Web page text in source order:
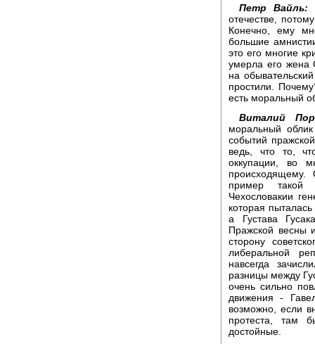
Петр Вайль:
отечестве,
Конечно, ему
большие
это его многие
умерла его жена
на
простили.
есть моральный
Виталий
моральный
событий
ведь, что то,
оккупации, во
происходящему.
пример такой
Чехословакии
которая
а Густава
Пражской весны
сторону
либеральной
навсегда
разницы между
очень сильно
движения -
возможно, если
протеста, там
достойные.